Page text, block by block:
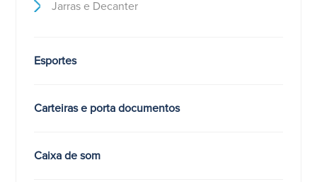
Jarras e Decanter
Esportes
Carteiras e porta documentos
Caixa de som